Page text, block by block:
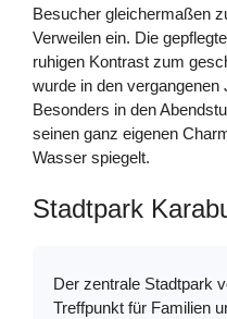
Besucher gleichermaßen
Verweilen ein. Die
ruhigen Kontrast zum
wurde in den vergangenen
Besonders in den
seinen ganz eigenen
Wasser spiegelt.
Stadtpark
Der zentrale Stadtpark
Treffpunkt für Familien